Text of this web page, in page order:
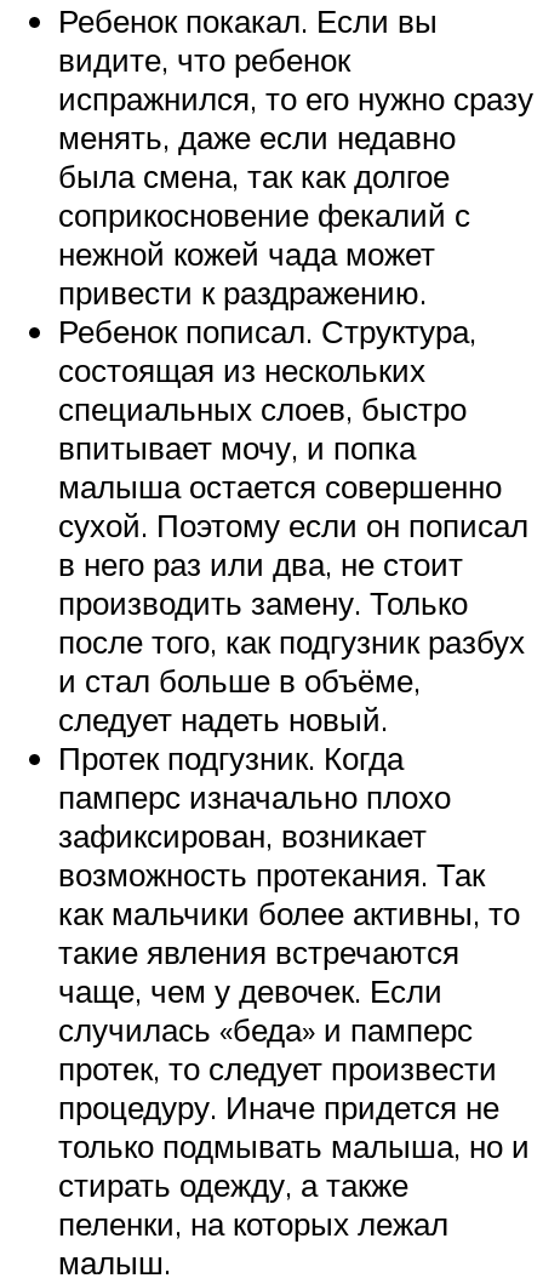
Ребенок покакал. Если вы
видите, что ребенок
испражнился, то его нужно сразу
менять, даже если недавно
была смена, так как долгое
соприкосновение фекалий с
нежной кожей чада может
привести к раздражению.
Ребенок пописал. Структура,
состоящая из нескольких
специальных слоев, быстро
впитывает мочу, и попка
малыша остается совершенно
сухой. Поэтому если он пописал
в него раз или два, не стоит
производить замену. Только
после того, как подгузник разбух
и стал больше в объёме,
следует надеть новый.
Протек подгузник. Когда
памперс изначально плохо
зафиксирован, возникает
возможность протекания. Так
как мальчики более активны, то
такие явления встречаются
чаще, чем у девочек. Если
случилась «беда» и памперс
протек, то следует произвести
процедуру. Иначе придется не
только подмывать малыша, но и
стирать одежду, а также
пеленки, на которых лежал
малыш.